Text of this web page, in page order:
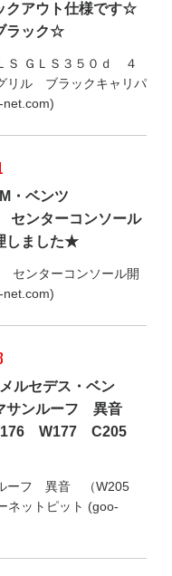
クアウト仕様です☆
ラック☆
Ｓ ＧＬＳ３５０ｄ ４
リル ブラックキャリパ
net.com)
M・ベンツ
ンターコンソール
しました★
ンターコンソール開
net.com)
ルセデス・ベン
サンルーフ 異音
W177 C205
ルーフ 異音 （W205
ットピット (goo-